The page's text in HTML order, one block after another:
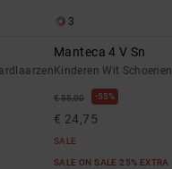
3
Manteca 4 V Sn
Kinderen Wit Schoenen
€ 55,00 55%
€ 24,75
SALE
SALE ON SALE 25% EXTRA